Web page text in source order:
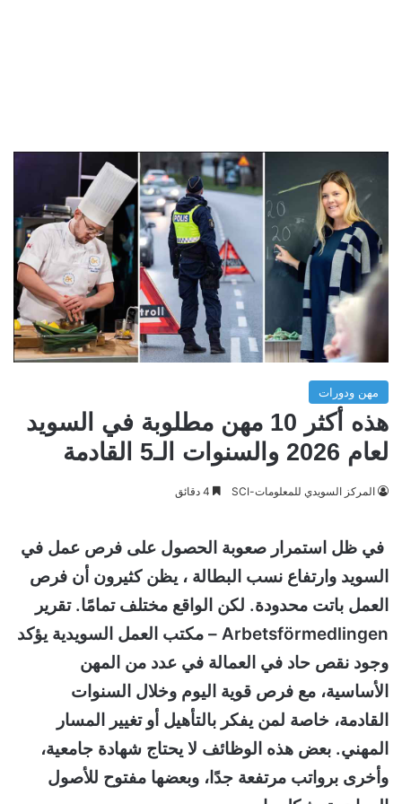
مهن ودورات
هذه أكثر 10 مهن مطلوبة في السويد
لعام 2026 والسنوات الـ5 القادمة
المركز السويدي للمعلومات-SCI
في ظل استمرار صعوبة الحصول على فرص عمل في
السويد وارتفاع نسب البطالة ، يظن كثيرون أن فرص
العمل باتت محدودة. لكن الواقع مختلف تمامًا. تقرير
Arbetsförmedlingen – مكتب العمل السويدية يؤكد
وجود نقص حاد في العمالة في عدد من المهن
الأساسية، مع فرص قوية اليوم وخلال السنوات
القادمة، خاصة لمن يفكر بالتأهيل أو تغيير المسار
المهني. بعض هذه الوظائف لا يحتاج شهادة جامعية،
وأخرى برواتب مرتفعة جدًا، وبعضها مفتوح للأصول